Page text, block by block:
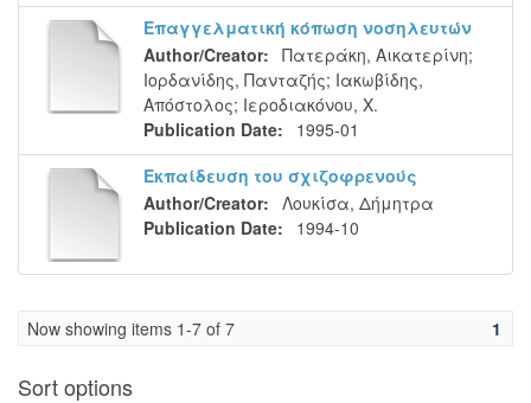
Επαγγελματική κόπωση νοσηλευτών
Author/Creator: Πατεράκη, Αικατερίνη;
Ιορδανίδης, Πανταζής; Ιακωβίδης,
Απόστολος; Ιεροδιακόνου, Χ.
Publication Date:
1995-01
Εκπαίδευση του σχιζοφρενούς
Author/Creator: Λουκίσα, Δήμητρα
Publication Date:
1994-10
Now showing items 1-7 of 7 1
Sort options